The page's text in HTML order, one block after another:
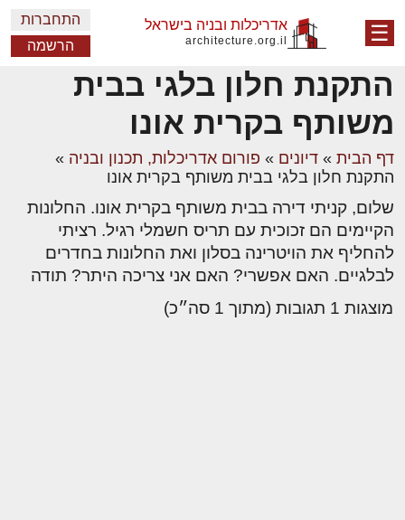
☰ אדריכלות ובניה בישראל
architecture.org.il
התחברות
הרשמה
התקנת חלון בלגי בבית
משותף בקרית אונו
דף הבית » דיונים » פורום אדריכלות, תכנון ובניה »
התקנת חלון בלגי בבית משותף בקרית אונו
שלום, קניתי דירה בבית משותף בקרית אונו. החלונות
הקיימים הם זכוכית עם תריס חשמלי רגיל. רציתי
להחליף את הויטרינה בסלון ואת החלונות בחדרים
לבלגיים. האם אפשרי? האם אני צריכה היתר? תודה
מוצגות 1 תגובות (מתוך 1 סה״כ)